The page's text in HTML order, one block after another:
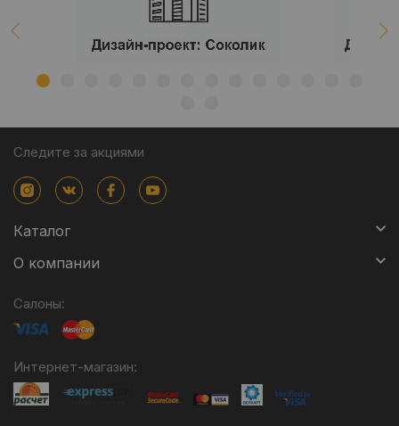
Следите за акциями
Каталог
О компании
Салоны:
Интернет-магазин: